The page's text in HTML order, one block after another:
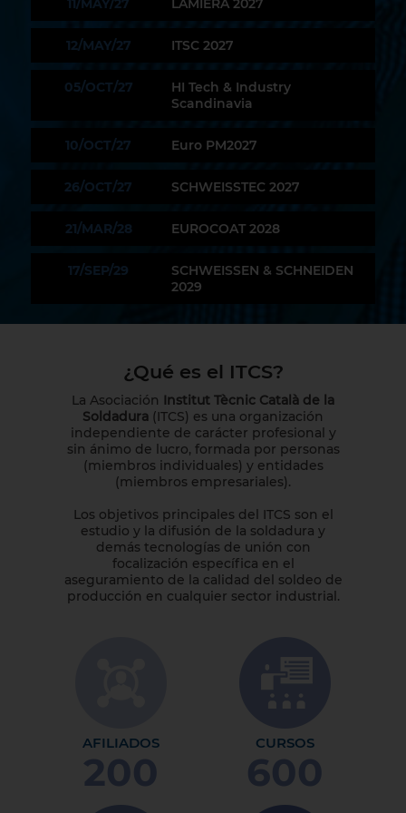
11/MAY/27 LAMIERA 2027
12/MAY/27 ITSC 2027
05/OCT/27
HI Tech & Industry
Scandinavia
10/OCT/27 Euro PM2027
26/OCT/27 SCHWEISSTEC 2027
21/MAR/28 EUROCOAT 2028
17/SEP/29
SCHWEISSEN & SCHNEIDEN
2029
¿Qué es el ITCS?
La Asociación Institut Tècnic Català de la
Soldadura (ITCS) es una organización
independiente de carácter profesional y
sin ánimo de lucro, formada por personas
(miembros individuales) y entidades
(miembros empresariales).
Los objetivos principales del ITCS son el
estudio y la difusión de la soldadura y
demás tecnologías de unión con
focalización específica en el
aseguramiento de la calidad del soldeo de
producción en cualquier sector industrial.
AFILIADOS
200
CURSOS
600